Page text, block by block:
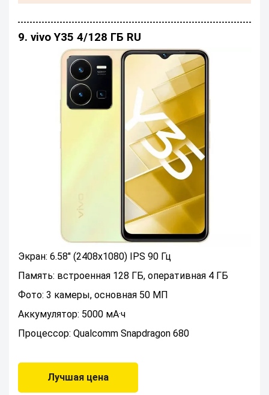
9. vivo Y35 4/128 ГБ RU
Экран: 6.58" (2408x1080) IPS 90 Гц
Память: встроенная 128 ГБ, оперативная 4 ГБ
Фото: 3 камеры, основная 50 МП
Аккумулятор: 5000 мА·ч
Процессор: Qualcomm Snapdragon 680
Лучшая цена